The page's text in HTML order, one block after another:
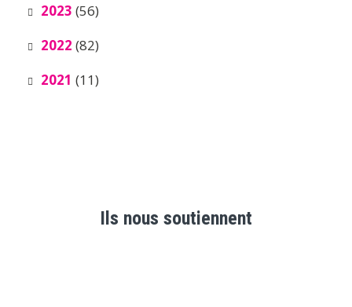
2023 (56)
2022 (82)
2021 (11)
Ils nous soutiennent